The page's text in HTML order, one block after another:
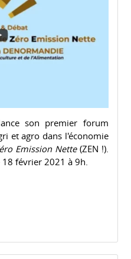
son premier forum
et agro dans l'économie
Emission Nette(ZEN !).
18 février 2021 à 9h.